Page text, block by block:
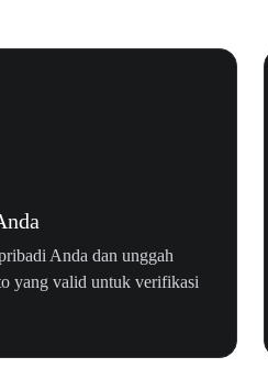
Anda dan unggah
yang valid untuk verifikasi